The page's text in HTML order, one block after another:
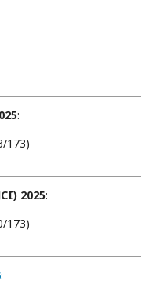
:
173)
2025:
173)
: